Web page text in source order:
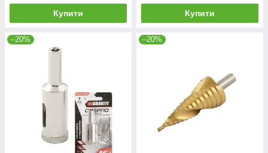
Купити Купити
–20% –20%